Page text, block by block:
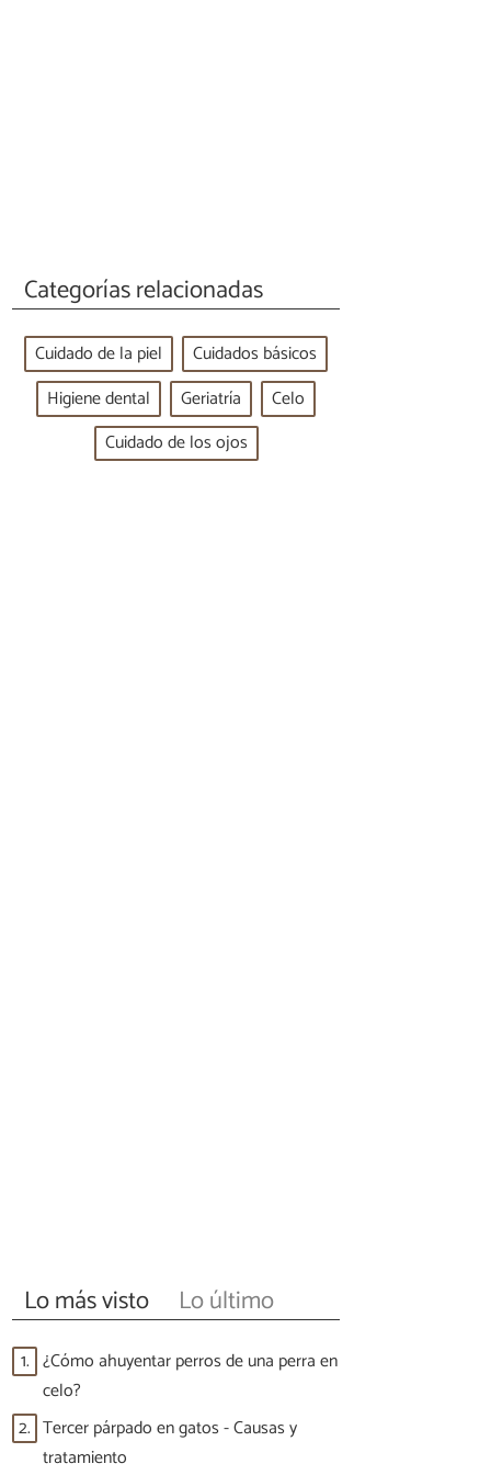
Categorías relacionadas
Cuidado de la piel
Cuidados básicos
Higiene dental
Geriatría
Celo
Cuidado de los ojos
Lo más visto Lo último
1. ¿Cómo ahuyentar perros de una perra en
celo?
2. Tercer párpado en gatos - Causas y
tratamiento